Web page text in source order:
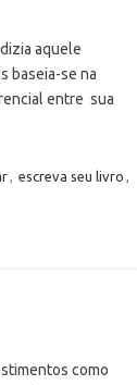
aquele
baseia-se na
entre sua
, escreva seu livro ,
como